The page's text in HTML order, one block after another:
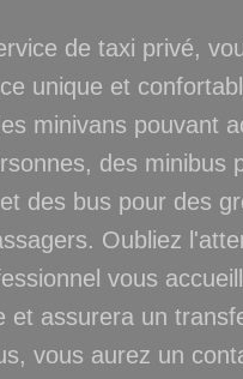
de taxi privé,
unique et
minivans pouvant
des minibus
des bus pour des
Oubliez
vous
et assurera un
vous aurez un